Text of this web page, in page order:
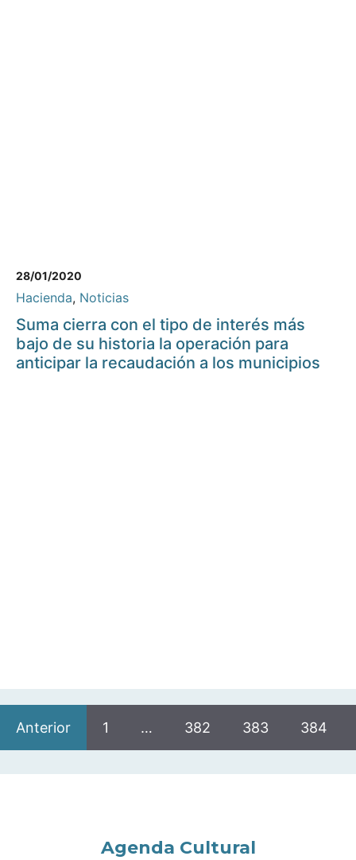
28/01/2020
Hacienda, Noticias
Suma cierra con el tipo de interés más
bajo de su historia la operación para
anticipar la recaudación a los municipios
Anterior 1 … 382 383 384
Agenda Cultural